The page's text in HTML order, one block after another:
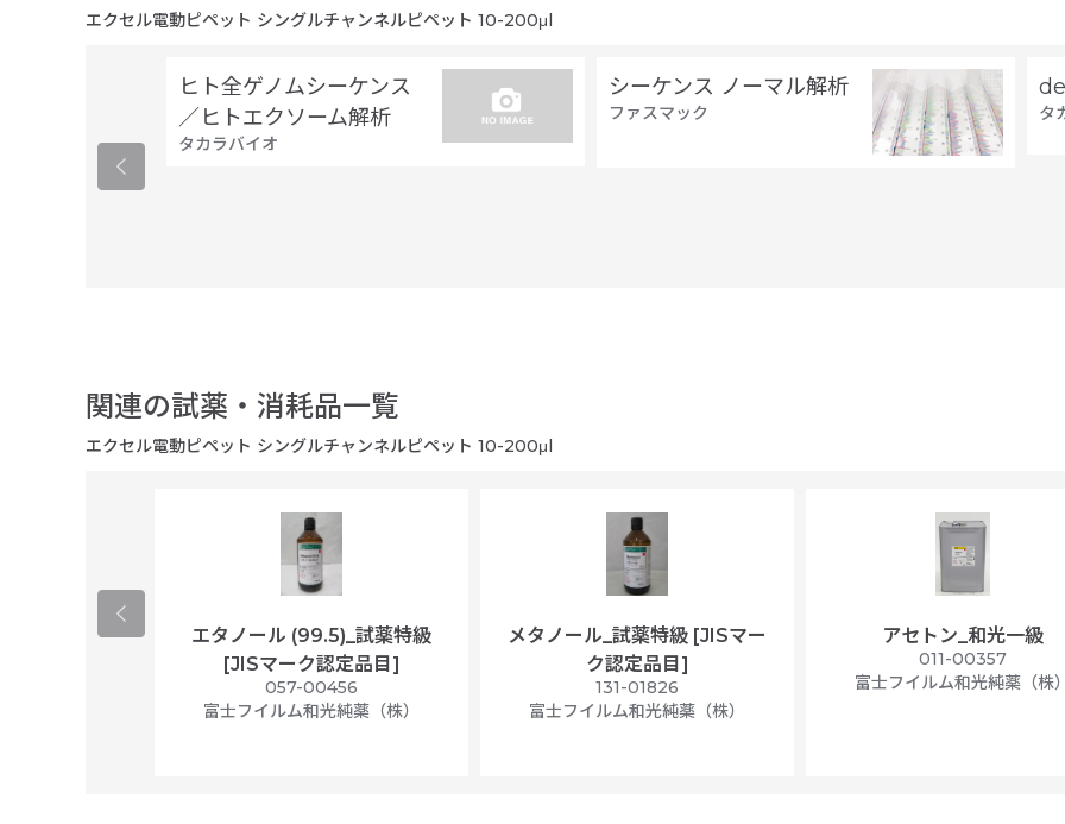
エクセル電動ピペット シングルチャンネルピペット 10-200μl
ヒト全ゲノムシーケンス
／ヒトエクソーム解析
タカラバイオ
シーケンス ノーマル解析
ファスマック タ
関連の試薬・消耗品一覧
エクセル電動ピペット シングルチャンネルピペット 10-200μl
エタノール (99.5)_試薬特級
[JISマーク認定品目]
057-00456
富士フイルム和光純薬（株）
メタノール_試薬特級 [JISマー
ク認定品目]
131-01826
富士フイルム和光純薬（株）
アセトン_和光一級
011-00357
富士フイルム和光純薬（株）